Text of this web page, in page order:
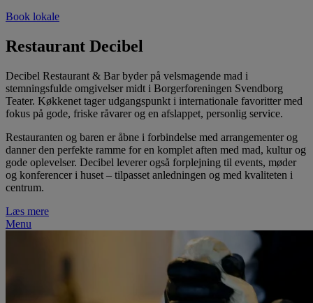
Book lokale
Restaurant Decibel
Decibel Restaurant & Bar byder på velsmagende mad i
stemningsfulde omgivelser midt i Borgerforeningen Svendborg
Teater. Køkkenet tager udgangspunkt i internationale favoritter med
fokus på gode, friske råvarer og en afslappet, personlig service.
Restauranten og baren er åbne i forbindelse med arrangementer og
danner den perfekte ramme for en komplet aften med mad, kultur og
gode oplevelser. Decibel leverer også forplejning til events, møder
og konferencer i huset – tilpasset anledningen og med kvaliteten i
centrum.
Læs mere
Menu